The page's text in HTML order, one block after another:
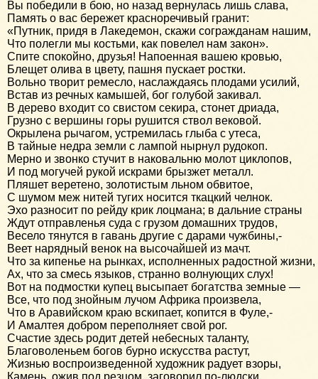
Вы победили в бою, но назад вернулась лишь слава,
Память о вас бережет красноречивый гранит:
«Путник, придя в Лакедемон, скажи согражданам нашим,
Что полегли мы костьми, как повелел нам закон».
Спите спокойно, друзья! Напоенная вашею кровью,
Блещет олива в цвету, пашня пускает ростки.
Вольно творит ремесло, наслаждаясь плодами усилий,
Встав из речных камышей, бог голубой закивал.
В дерево входит со свистом секира, стонет дриада,
Грузно с вершины горы рушится ствол вековой.
Окрылена рычагом, устремилась глыба с утеса,
В тайные недра земли с лампой нырнул рудокоп.
Мерно и звонко стучит в наковальню молот циклопов,
И под могучей рукой искрами брызжет металл.
Пляшет веретено, золотистым льном обвитое,
С шумом меж нитей тугих носится ткацкий челнок.
Эхо разносит по рейду крик лоцмана; в дальние страны
Ждут отправленья суда с грузом домашних трудов,
Весело тянутся в гавань другие с дарами чужбины,-
Веет нарядный венок на высочайшей из мачт.
Что за кипенье на рынках, исполненных радостной жизни,
Ах, что за смесь языков, странно волнующих слух!
Вот на подмостки купец высыпает богатства земные —
Все, что под знойным лучом Африка произвела,
Что в Аравийском краю вскипает, копится в Фуле,-
И Амалтея добром переполняет свой рог.
Счастие здесь родит детей небесных таланту,
Благоволеньем богов бурно искусства растут,
Жизнью воспроизведенной художник радует взоры,